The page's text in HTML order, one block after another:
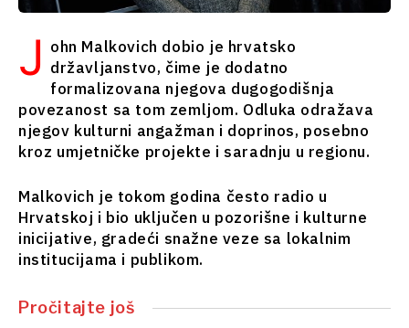
Poslovne
Imenovanja
Poljoprivreda
Industrijalci
Građevinarstvo
Energija
Životna
Finansije
FMCG
Nauka
Rudarstvo
Održivost
Imenovanja
Industrijalci
Građevinarstvo
Energija
Životna
sredina
Finansije
Nauka
Rudarstvo
Maloprodaja
Tehnologija
Telekomunikacije
J ohn Malkovich dobio je hrvatsko
državljanstvo, čime je dodatno
formalizovana njegova dugogodišnja
povezanost sa tom zemljom. Odluka odražava
njegov kulturni angažman i doprinos, posebno
kroz umjetničke projekte i saradnju u regionu.
Malkovich je tokom godina često radio u
Hrvatskoj i bio uključen u pozorišne i kulturne
inicijative, gradeći snažne veze sa lokalnim
institucijama i publikom.
Pročitajte još